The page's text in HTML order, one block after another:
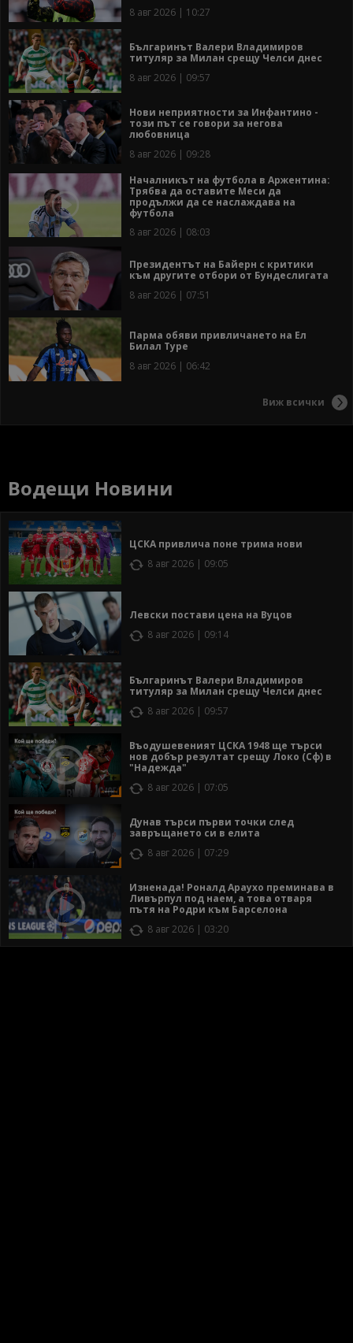
8 авг 2026 | 10:27
Българинът Валери Владимиров
титуляр за Милан срещу Челси днес
8 авг 2026 | 09:57
Нови неприятности за Инфантино -
този път се говори за негова
любовница
8 авг 2026 | 09:28
Началникът на футбола в Аржентина:
Трябва да оставите Меси да
продължи да се наслаждава на
футбола
8 авг 2026 | 08:03
Президентът на Байерн с критики
към другите отбори от Бундеслигата
8 авг 2026 | 07:51
Парма обяви привличането на Ел
Билал Туре
8 авг 2026 | 06:42
Виж всички
Водещи Новини
ЦСКА привлича поне трима нови
8 авг 2026 | 09:05
Левски постави цена на Вуцов
8 авг 2026 | 09:14
Българинът Валери Владимиров
титуляр за Милан срещу Челси днес
8 авг 2026 | 09:57
Въодушевеният ЦСКА 1948 ще търси
нов добър резултат срещу Локо (Сф) в
"Надежда"
8 авг 2026 | 07:05
Дунав търси първи точки след
завръщането си в елита
8 авг 2026 | 07:29
Изненада! Роналд Араухо преминава в
Ливърпул под наем, а това отваря
пътя на Родри към Барселона
8 авг 2026 | 03:20